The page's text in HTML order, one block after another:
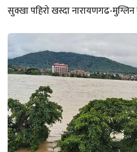
सुक्खा पहिरो खस्दा नारायणगढ-